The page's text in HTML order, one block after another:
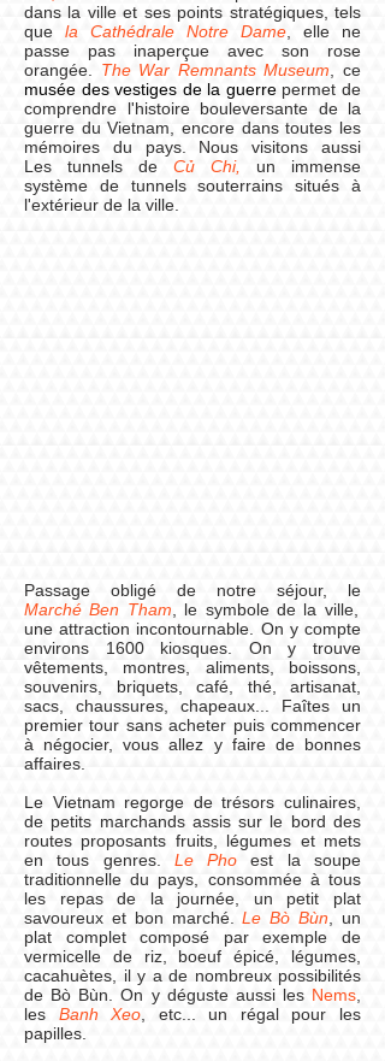
dans la ville et ses points stratégiques, tels
que la Cathédrale Notre Dame , elle ne
passe pas inaperçue avec son rose
orangée. The War Remnants Museum , ce
musée des vestiges de la guerrepermet de
comprendre l'histoire bouleversante de la
guerre du Vietnam, encore dans toutes les
mémoires du pays. Nous visitons aussi
Les tunnels de Củ Chi, un immense
système de tunnels souterrains situés à
l'extérieur de la ville.
Passage obligé de notre séjour, le
Marché Ben Tham , le symbole de la ville,
une attraction incontournable. On y compte
environs 1600 kiosques. On y trouve
vêtements, montres, aliments, boissons,
souvenirs, briquets, café, thé, artisanat,
sacs, chaussures, chapeaux... Faîtes un
premier tour sans acheter puis commencer
à négocier, vous allez y faire de bonnes
affaires.
Le Vietnam regorge de trésors culinaires,
de petits marchands assis sur le bord des
routes proposants fruits, légumes et mets
en tous genres. Le Pho est la soupe
traditionnelle du pays, consommée à tous
les repas de la journée, un petit plat
savoureux et bon marché.
Le Bò Bùn , un
plat complet composé par exemple de
vermicelle de riz, boeuf épicé, légumes,
cacahuètes, il y a de nombreux possibilités
de Bò Bùn. On y déguste aussi les Nems
les Banh Xeo , etc... un régal pour les
papilles.